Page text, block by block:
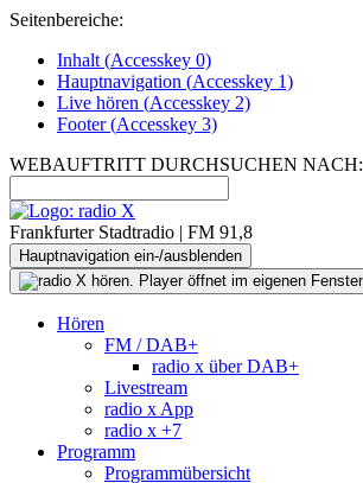
Seitenbereiche:
Inhalt (Accesskey 0)
Hauptnavigation (Accesskey 1)
Live hören (Accesskey 2)
Footer(Accesskey 3)
WEBAUFTRITT DURCHSUCHEN NACH:
Frankfurter Stadtradio | FM 91,8
Hauptnavigation ein-/ausblenden
Hören
FM / DAB+
radio x über DAB+
Livestream
radio x App
radio x +7
Programm
Programmübersicht